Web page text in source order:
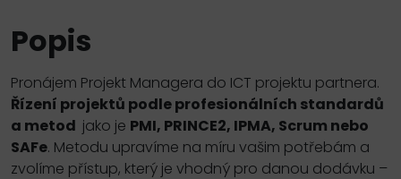
Popis
Pronájem Projekt Managera do ICT projektu partnera.
Řízení projektů podle profesionálních standardů
a metod jako je PMI, PRINCE2, IPMA, Scrum nebo
SAFe. Metodu upravíme na míru vašim potřebám a
zvolíme přístup, který je vhodný pro danou dodávku –